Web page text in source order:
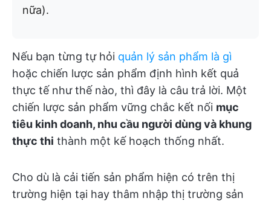
nữa).
Nếu bạn từng tự hỏi quản lý sản phẩm là gì
hoặc chiến lược sản phẩm định hình kết quả
thực tế như thế nào, thì đây là câu trả lời. Một
chiến lược sản phẩm vững chắc kết nối mục
tiêu kinh doanh, nhu cầu người dùng và khung
thực thi thành một kế hoạch thống nhất.
Cho dù là cải tiến sản phẩm hiện có trên thị
trường hiện tại hay thâm nhập thị trường sản